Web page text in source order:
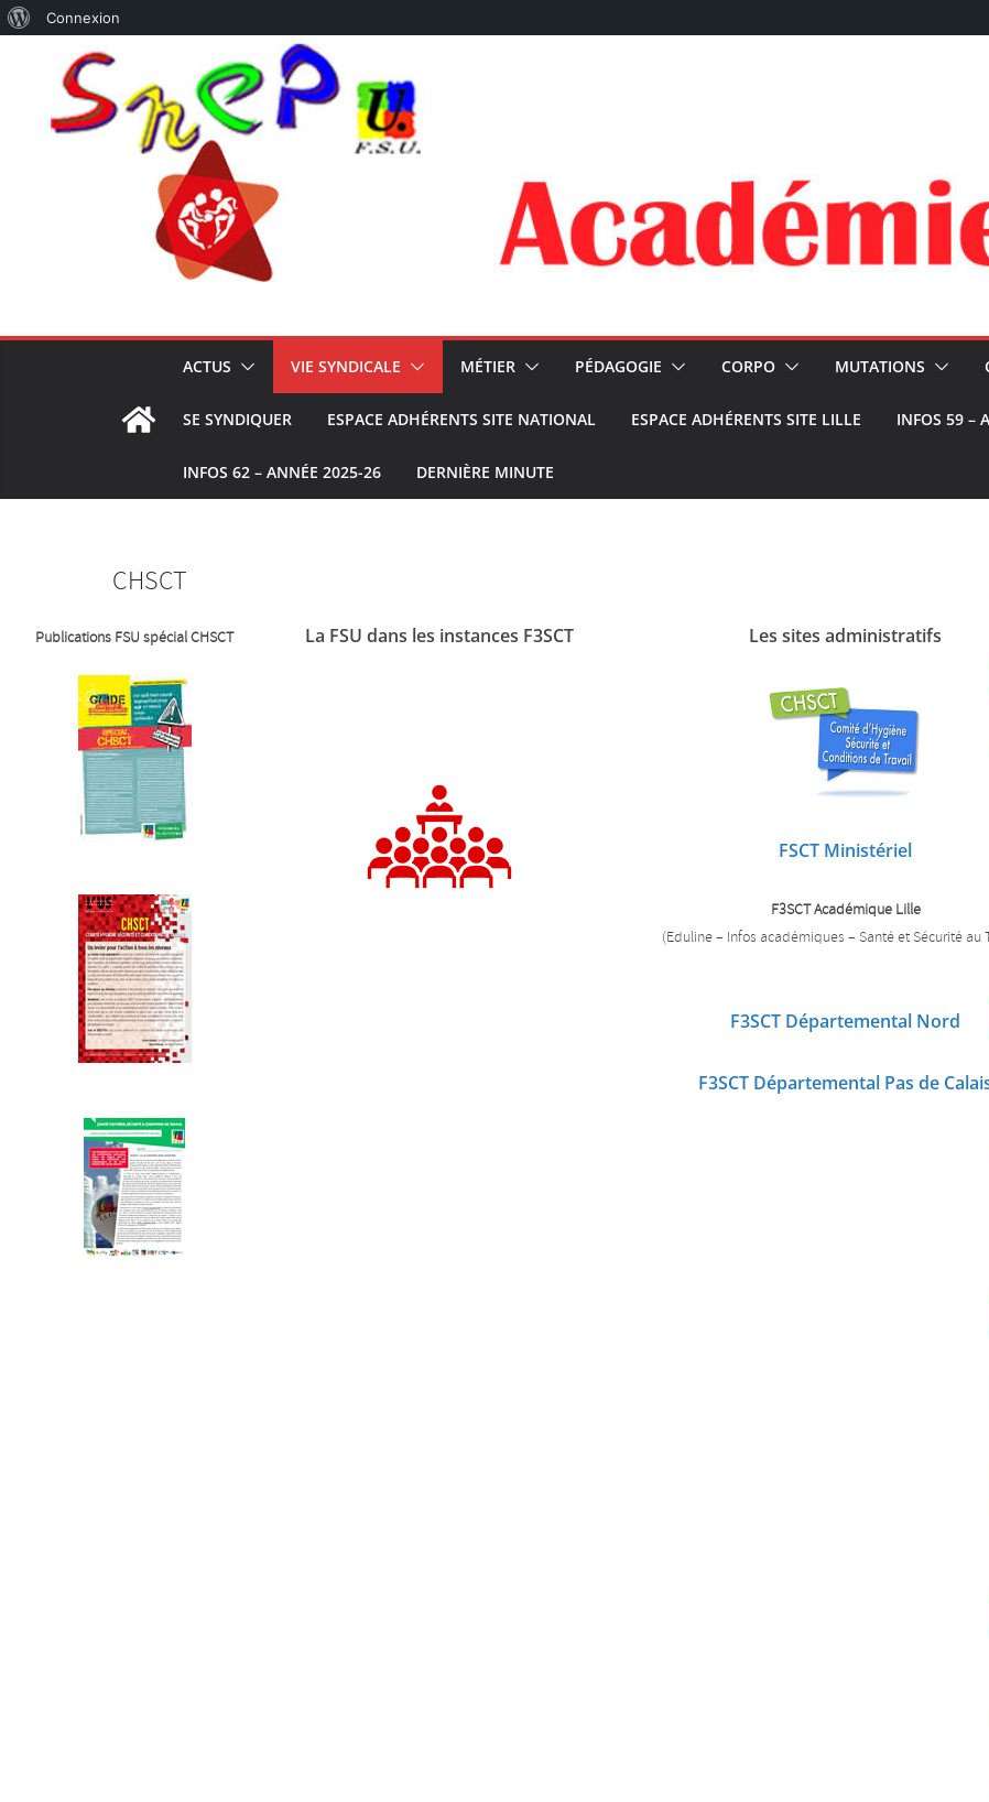
WordPress
Connexion
contenu
ACTUS VIE SYNDICALE MÉTIER PÉDAGOGIE CORPO MUTATIONS
SE SYNDIQUER ESPACE ADHÉRENTS SITE NATIONAL ESPACE ADHÉRENTS SITE LILLE INFOS 59 –
INFOS 62 – ANNÉE 2025-26 DERNIÈRE MINUTE
CHSCT
Publications FSU spécial CHSCT La FSU dans les instances F3SCT Les sites administratifs
FSCT Ministériel
F3SCT Académique Lille
(Eduline – Infos académiques – Santé et Sécurité au
F3SCT Départemental Nord
F3SCT Départemental Pas de